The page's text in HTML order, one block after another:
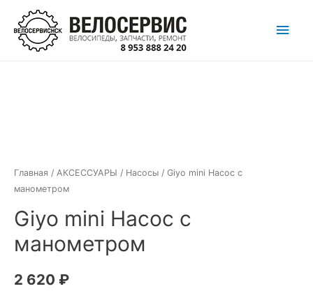
Перейти
содержимому
Главная / АКСЕССУАРЫ / Насосы / Giyo mini Насос с
манометром
Giyo mini Насос с
манометром
2 620 ₽